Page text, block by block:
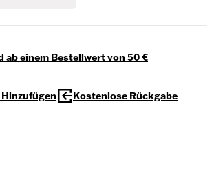
ab einem Bestellwert von 50 €
Kostenlose Rückgabe